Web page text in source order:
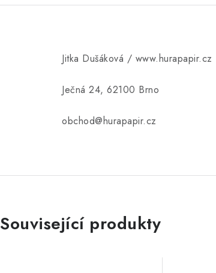
Jitka Dušáková / www.hurapapir.cz
Ječná 24, 62100 Brno
obchod@hurapapir.cz
Související produkty